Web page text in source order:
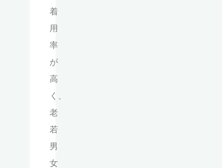
着
用
率
が
高
く、
老
若
男
女